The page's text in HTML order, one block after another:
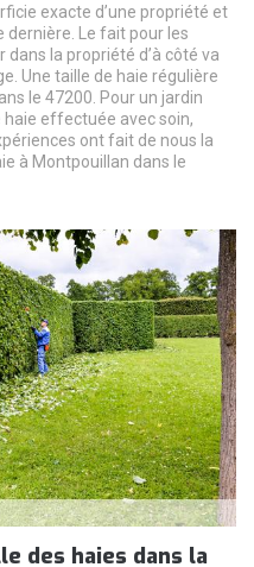
exacte d’une propriété et
dernière. Le fait pour les
la propriété d’à côté va
Une taille de haie régulière
le 47200. Pour un jardin
effectuée avec soin,
ont fait de nous la
à Montpouillan dans le
des haies dans la